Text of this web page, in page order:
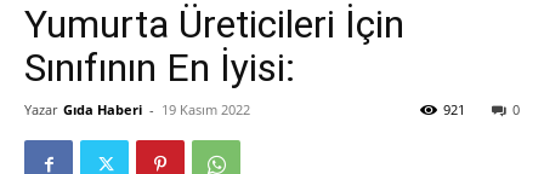
Yumurta Üreticileri İçin
Sınıfının En İyisi:
Yazar Gıda Haberi - 19 Kasım 2022 0
921